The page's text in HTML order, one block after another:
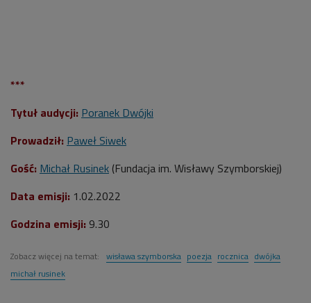
***
Tytuł audycji: Poranek Dwójki
Prowadził: Paweł Siwek
Gość: Michał Rusinek (Fundacja im. Wisławy Szymborskiej)
Data emisji: 1.02.2022
Godzina emisji: 9.30
Zobacz więcej na temat: wisława szymborska poezja rocznica dwójka
michał rusinek